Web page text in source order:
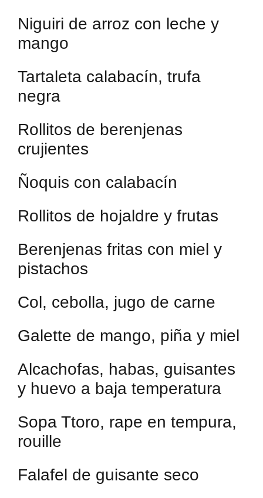
Niguiri de arroz con leche y
mango
Tartaleta calabacín, trufa
negra
Rollitos de berenjenas
crujientes
Ñoquis con calabacín
Rollitos de hojaldre y frutas
Berenjenas fritas con miel y
pistachos
Col, cebolla, jugo de carne
Galette de mango, piña y miel
Alcachofas, habas, guisantes
y huevo a baja temperatura
Sopa Ttoro, rape en tempura,
rouille
Falafel de guisante seco